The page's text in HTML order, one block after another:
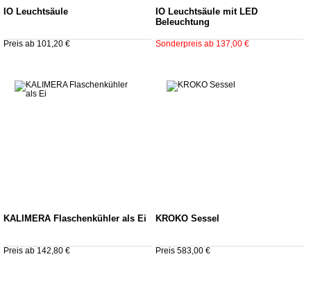
IO Leuchtsäule
Preis ab 101,20 €
IO Leuchtsäule mit LED
Beleuchtung
Sonderpreis ab 137,00 €
KALIMERA Flaschenkühler als Ei
Preis ab 142,80 €
KROKO Sessel
Preis 583,00 €